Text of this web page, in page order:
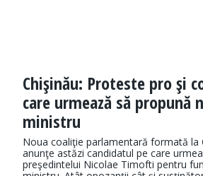
Chişinău: Proteste pro şi
care urmează să propună
ministru
Noua coaliţie parlamentară formată la
anunţe astăzi candidatul pe care
preşedintelui Nicolae Timofti pentru